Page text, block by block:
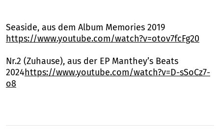
Seaside, aus dem Album Memories 2019
https://www.youtube.com/watch?v=otov7fcFg20
Nr.2 (Zuhause), aus der EP Manthey’s Beats
2024https://www.youtube.com/watch?v=D-sSoCz7-
o8